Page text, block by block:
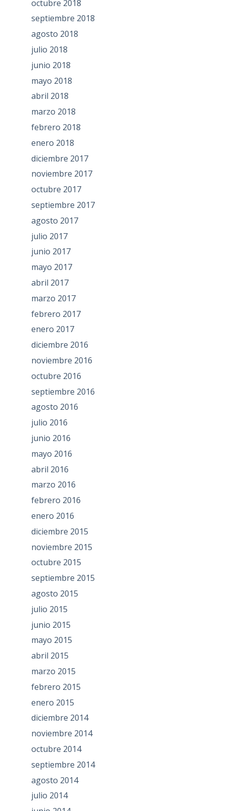
octubre 2018
septiembre 2018
agosto 2018
julio 2018
junio 2018
mayo 2018
abril 2018
marzo 2018
febrero 2018
enero 2018
diciembre 2017
noviembre 2017
octubre 2017
septiembre 2017
agosto 2017
julio 2017
junio 2017
mayo 2017
abril 2017
marzo 2017
febrero 2017
enero 2017
diciembre 2016
noviembre 2016
octubre 2016
septiembre 2016
agosto 2016
julio 2016
junio 2016
mayo 2016
abril 2016
marzo 2016
febrero 2016
enero 2016
diciembre 2015
noviembre 2015
octubre 2015
septiembre 2015
agosto 2015
julio 2015
junio 2015
mayo 2015
abril 2015
marzo 2015
febrero 2015
enero 2015
diciembre 2014
noviembre 2014
octubre 2014
septiembre 2014
agosto 2014
julio 2014